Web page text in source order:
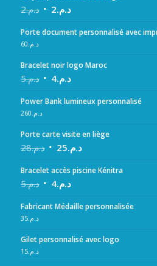
د.م.2 د.م.2
Porte document personnalisé avec
د.م. 60
Bracelet noir logo Maroc
د.م.5 د.م.4
Power Bank lumineux personnalisé
د.م. 260
Porte carte visite en liège
د.م.28 د.م.25
Bracelet accès piscine Kénitra
د.م.5 د.م.4
Fabricant Médaille personnalisée
د.م.35
Gilet personnalisé avec logo
د.م.15